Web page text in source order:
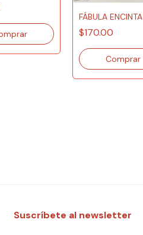
FÁBULA ENCINTA
$170.00
Suscríbete al newsletter